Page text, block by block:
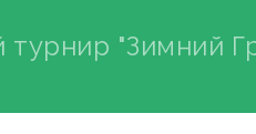
турнир "Зимний